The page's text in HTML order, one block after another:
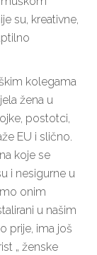
su, kreativne,
kolegama
žena u
postotci,
EU i slično.
koje se
i nesigurne u
onim
u našim
prije, ima još
„ ženske